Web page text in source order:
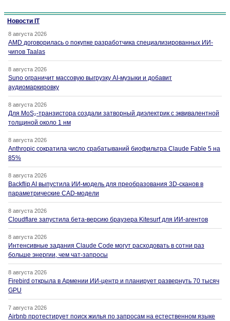
Новости IT
8 августа 2026
AMD договорилась о покупке разработчика специализированных ИИ-
чипов Taalas
8 августа 2026
Suno ограничит массовую выгрузку AI-музыки и добавит
аудиомаркировку
8 августа 2026
Для MoS₂-транзистора создали затворный диэлектрик с эквивалентной
толщиной около 1 нм
8 августа 2026
Anthropic сократила число срабатываний биофильтра Claude Fable 5 на
85%
8 августа 2026
Backflip AI выпустила ИИ-модель для преобразования 3D-сканов в
параметрические CAD-модели
8 августа 2026
Cloudflare запустила бета-версию браузера Kitesurf для ИИ-агентов
8 августа 2026
Интенсивные задания Claude Code могут расходовать в сотни раз
больше энергии, чем чат-запросы
8 августа 2026
Firebird открыла в Армении ИИ-центр и планирует развернуть 70 тысяч
GPU
7 августа 2026
Airbnb протестирует поиск жилья по запросам на естественном языке